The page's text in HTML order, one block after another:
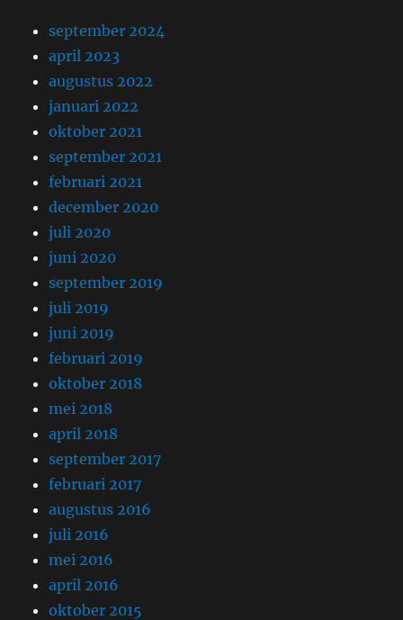
september 2024
april 2023
augustus 2022
januari 2022
oktober 2021
september 2021
februari 2021
december 2020
juli 2020
juni 2020
september 2019
juli 2019
juni 2019
februari 2019
oktober 2018
mei 2018
april 2018
september 2017
februari 2017
augustus 2016
juli 2016
mei 2016
april 2016
oktober 2015